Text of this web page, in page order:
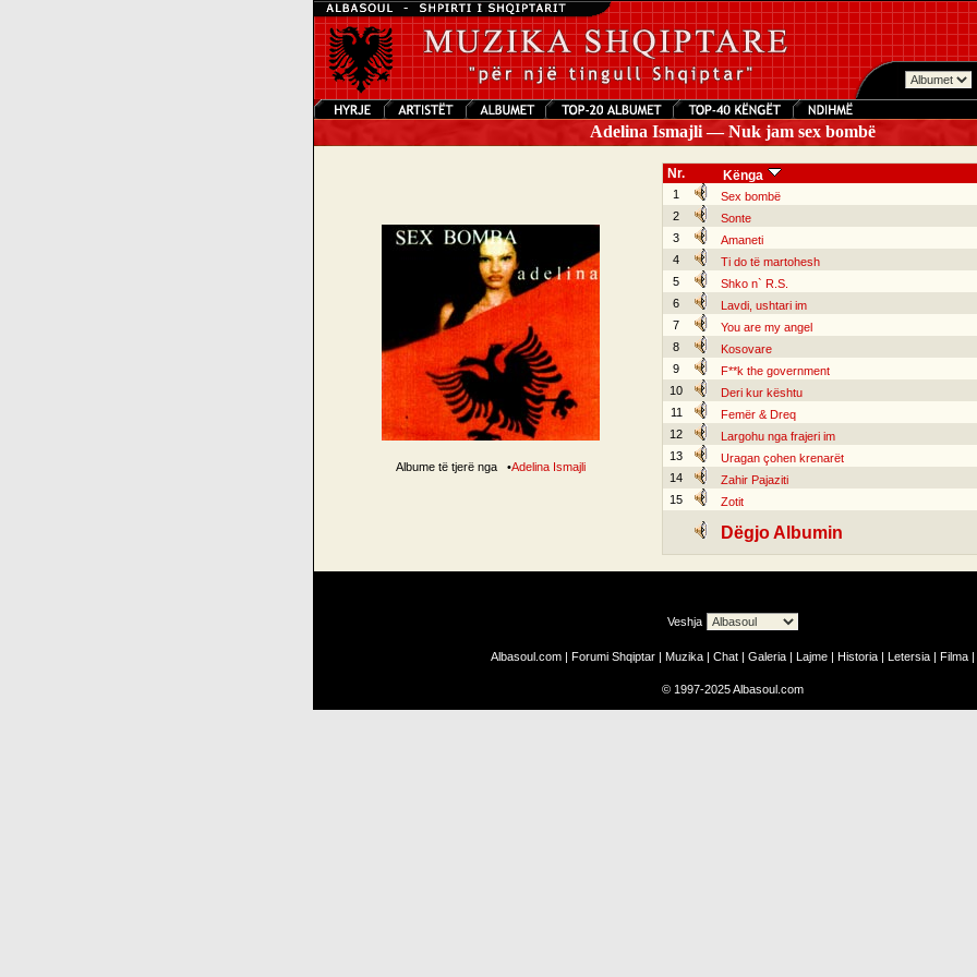
Adelina Ismajli — Nuk jam sex bombë
Albume të tjerë nga •Adelina Ismajli
Nr. Kënga
1
Sex bombë
2
Sonte
3
Amaneti
4
Ti do të martohesh
5
Shko n` R.S.
6
Lavdi, ushtari im
7
You are my angel
8
Kosovare
9
F**k the government
10
Deri kur kështu
11
Femër & Dreq
12
Largohu nga frajeri im
13
Uragan çohen krenarët
14
Zahir Pajaziti
15
Zotit
Dëgjo Albumin
Veshja
Albasoul.com | Forumi Shqiptar | Muzika | Chat | Galeria | Lajme | Historia | Letersia | Filma |
© 1997-2025Albasoul.com